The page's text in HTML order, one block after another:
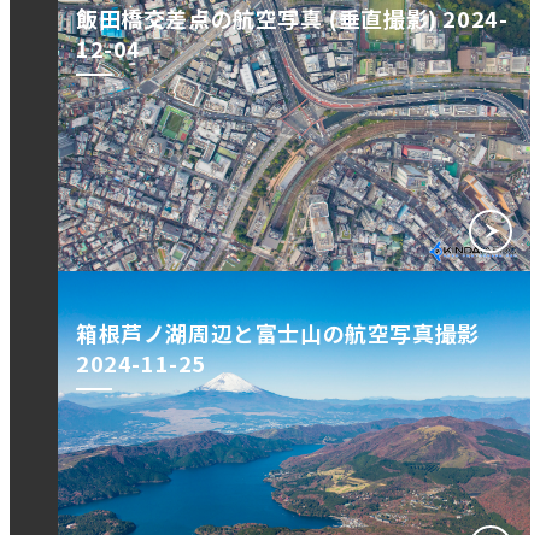
飯田橋交差点の航空写真 (垂直撮影) 2024-
12-04
箱根芦ノ湖周辺と富士山の航空写真撮影
2024-11-25